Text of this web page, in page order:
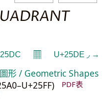
𝄜 U+25DE ◞ →
形 / Geometric Shapes
PDF表